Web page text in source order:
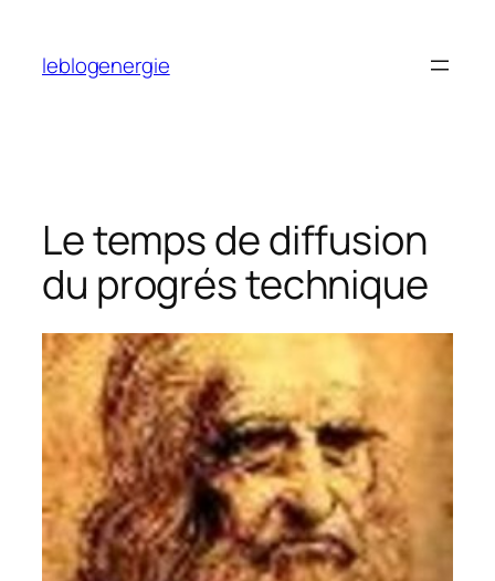
contenu
leblogenergie
Le temps de diffusion
du progrés technique